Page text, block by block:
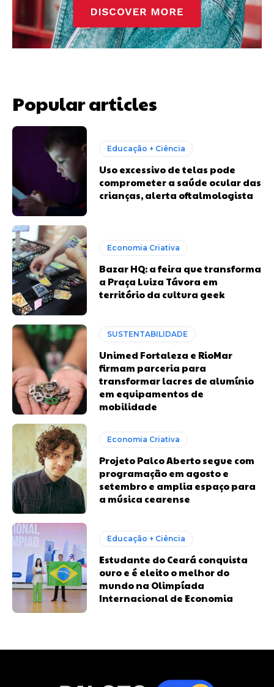
Popular articles
Educação + Ciência
Uso excessivo de telas pode
comprometer a saúde ocular das
crianças, alerta oftalmologista
Economia Criativa
Bazar HQ: a feira que transforma
a Praça Luiza Távora em
território da cultura geek
SUSTENTABILIDADE
Unimed Fortaleza e RioMar
firmam parceria para
transformar lacres de alumínio
em equipamentos de
mobilidade
Economia Criativa
Projeto Palco Aberto segue com
programação em agosto e
setembro e amplia espaço para
a música cearense
Educação + Ciência
Estudante do Ceará conquista
ouro e é eleito o melhor do
mundo na Olimpíada
Internacional de Economia